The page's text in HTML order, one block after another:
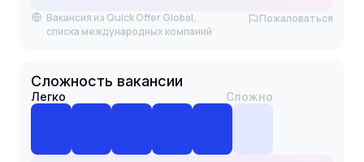
Вакансия из Quick Offer Global,
списка международных компаний
Пожаловаться
Сложность вакансии
Легко Сложно